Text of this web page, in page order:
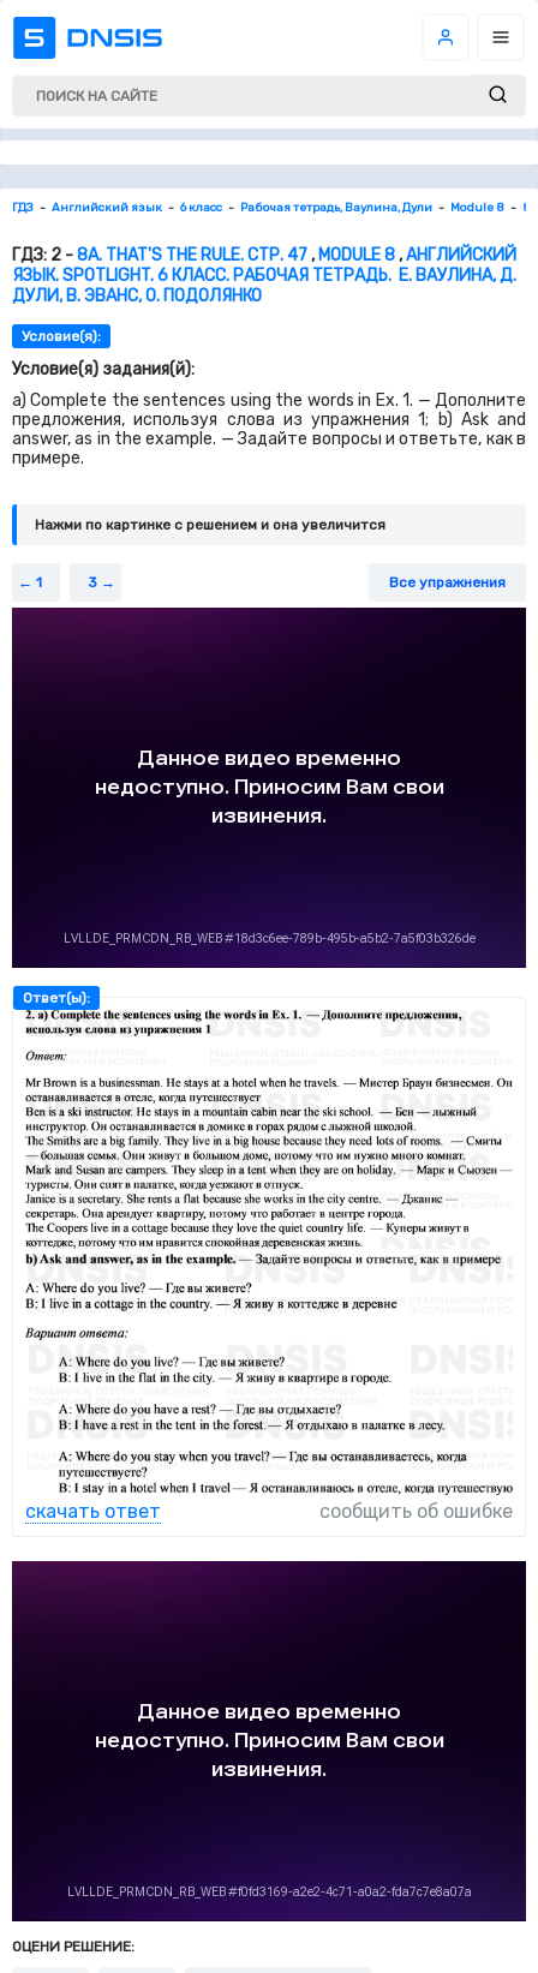
ГДЗ Английский язык 6 класс Рабочая тетрадь, Ваулина, Дули Module 8
ГДЗ: 2 -8A. THAT'S THE RULE. СТР. 47, MODULE 8,АНГЛИЙСКИЙ
ЯЗЫК. SPOTLIGHT. 6 КЛАСС. РАБОЧАЯ ТЕТРАДЬ. Е. ВАУЛИНА, Д.
ДУЛИ, В. ЭВАНС, О. ПОДОЛЯНКО
Условие(я):
Условие(я) задания(й):
a) Complete the sentences using the words in Ex. 1. — Дополните
предложения, используя слова из упражнения 1; b) Ask and
answer, as in the example. — Задайте вопросы и ответьте, как в
примере.
Нажми по картинке c решением и она увеличится
1 3 Все упражнения
Ответ(ы):
скачать ответ сообщить об ошибке
ОЦЕНИ РЕШЕНИЕ: